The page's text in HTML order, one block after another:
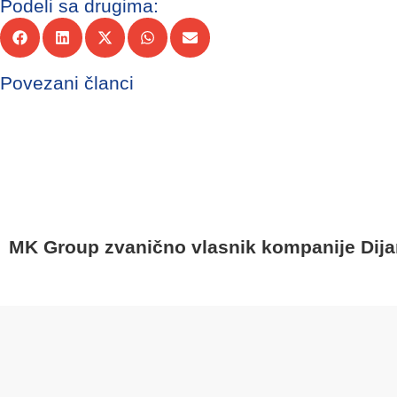
Podeli sa drugima:
Povezani članci
MK Group zvanično vlasnik kompanije